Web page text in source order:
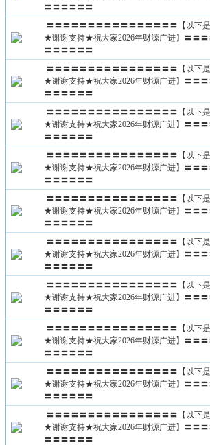
〓〓〓〓〓〓
〓〓〓〓〓〓〓〓〓〓〓〓〓〓〓〓【以下
★谢谢支持★祝大家2026年财源广进】〓〓〓
〓〓〓〓〓〓
〓〓〓〓〓〓〓〓〓〓〓〓〓〓〓〓【以下
★谢谢支持★祝大家2026年财源广进】〓〓〓
〓〓〓〓〓〓
〓〓〓〓〓〓〓〓〓〓〓〓〓〓〓〓【以下
★谢谢支持★祝大家2026年财源广进】〓〓〓
〓〓〓〓〓〓
〓〓〓〓〓〓〓〓〓〓〓〓〓〓〓〓【以下
★谢谢支持★祝大家2026年财源广进】〓〓〓
〓〓〓〓〓〓
〓〓〓〓〓〓〓〓〓〓〓〓〓〓〓〓【以下
★谢谢支持★祝大家2026年财源广进】〓〓〓
〓〓〓〓〓〓
〓〓〓〓〓〓〓〓〓〓〓〓〓〓〓〓【以下
★谢谢支持★祝大家2026年财源广进】〓〓〓
〓〓〓〓〓〓
〓〓〓〓〓〓〓〓〓〓〓〓〓〓〓〓【以下
★谢谢支持★祝大家2026年财源广进】〓〓〓
〓〓〓〓〓〓
〓〓〓〓〓〓〓〓〓〓〓〓〓〓〓〓【以下
★谢谢支持★祝大家2026年财源广进】〓〓〓
〓〓〓〓〓〓
〓〓〓〓〓〓〓〓〓〓〓〓〓〓〓〓【以下
★谢谢支持★祝大家2026年财源广进】〓〓〓
〓〓〓〓〓〓
〓〓〓〓〓〓〓〓〓〓〓〓〓〓〓〓【以下
★谢谢支持★祝大家2026年财源广进】〓〓〓
〓〓〓〓〓〓